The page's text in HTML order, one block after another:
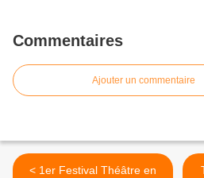
Commentaires
Ajouter un commentaire
< 1er Festival Théâtre en